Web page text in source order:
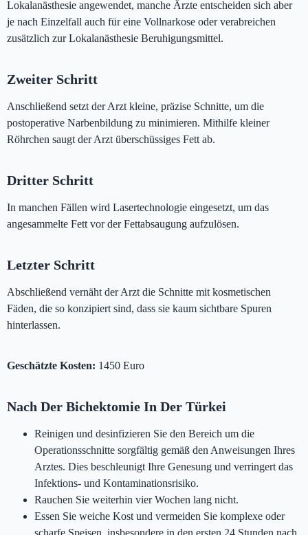
Lokalanästhesie angewendet, manche Ärzte entscheiden sich aber
je nach Einzelfall auch für eine Vollnarkose oder verabreichen
zusätzlich zur Lokalanästhesie Beruhigungsmittel.
Zweiter Schritt
Anschließend setzt der Arzt kleine, präzise Schnitte, um die
postoperative Narbenbildung zu minimieren. Mithilfe kleiner
Röhrchen saugt der Arzt überschüssiges Fett ab.
Dritter Schritt
In manchen Fällen wird Lasertechnologie eingesetzt, um das
angesammelte Fett vor der Fettabsaugung aufzulösen.
Letzter Schritt
Abschließend vernäht der Arzt die Schnitte mit kosmetischen
Fäden, die so konzipiert sind, dass sie kaum sichtbare Spuren
hinterlassen.
Geschätzte Kosten: 1450 Euro
Nach Der Bichektomie In Der Türkei
Reinigen und desinfizieren Sie den Bereich um die
Operationsschnitte sorgfältig gemäß den Anweisungen Ihres
Arztes. Dies beschleunigt Ihre Genesung und verringert das
Infektions- und Kontaminationsrisiko.
Rauchen Sie weiterhin vier Wochen lang nicht.
Essen Sie weiche Kost und vermeiden Sie komplexe oder
scharfe Speisen, insbesondere in den ersten 24 Stunden nach